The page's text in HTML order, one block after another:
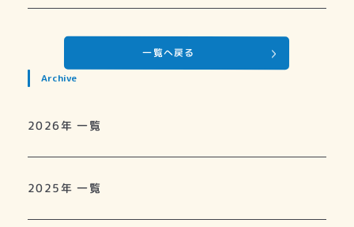
一覧へ戻る
Archive
2026年 一覧
2025年 一覧